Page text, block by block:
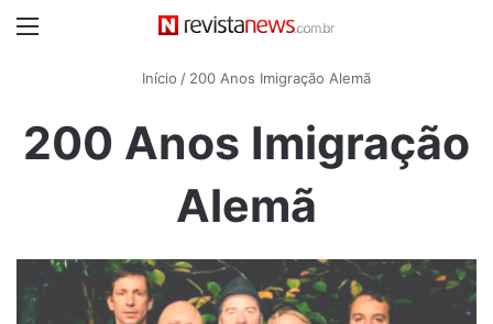
Início / 200 Anos Imigração Alemã
200 Anos Imigração
Alemã